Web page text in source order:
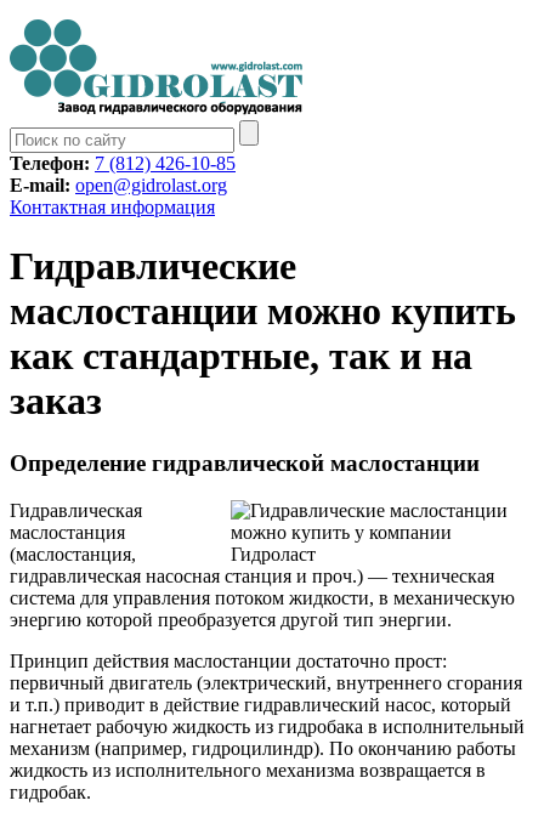
Телефон: 7 (812) 426-10-85
E-mail: open@gidrolast.org
Контактная информация
Гидравлические
маслостанции можно купить
как стандартные, так и на
заказ
Определение гидравлической маслостанции
Гидравлическая
маслостанция
(маслостанция,
гидравлическая насосная станция и проч.) — техническая
система для управления потоком жидкости, в механическую
энергию которой преобразуется другой тип энергии.
Принцип действия маслостанции достаточно прост:
первичный двигатель (электрический, внутреннего сгорания
и т.п.) приводит в действие гидравлический насос, который
нагнетает рабочую жидкость из гидробака в исполнительный
механизм (например, гидроцилиндр). По окончанию работы
жидкость из исполнительного механизма возвращается в
гидробак.